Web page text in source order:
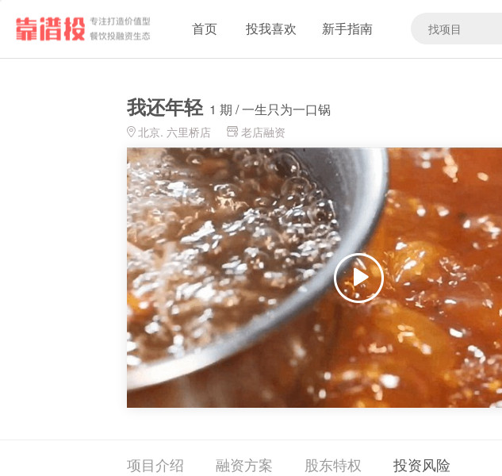
首页 投我喜欢 新手指南
我还年轻 1 期 / 一生只为一口锅
北京. 六里桥店 老店融资
项目介绍 融资方案 股东特权 投资风险